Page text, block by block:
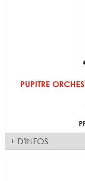
PUPITRE
+ D'INFOS